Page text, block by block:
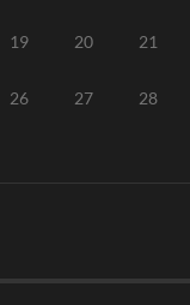
19 20 21
26 27 28